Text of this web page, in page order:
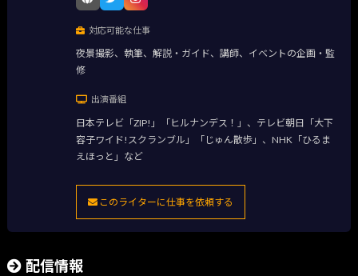
対応可能な仕事
夜景撮影、執筆、解説・ガイド、講師、イベントの企画・監
修
出演番組
日本テレビ「ZIP!」「ヒルナンデス！」、テレビ朝日「大下
容子ワイド!スクランブル」「じゅん散歩」、NHK「ひるま
えほっと」など
このライターに仕事を依頼する
配信情報